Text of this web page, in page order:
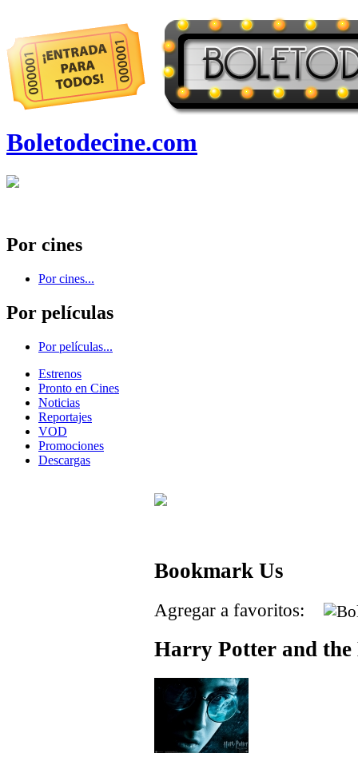
Boletodecine.com
Por cines
Por cines...
Por películas
Por películas...
Estrenos
Pronto en Cines
Noticias
Reportajes
VOD
Promociones
Descargas
Bookmark Us
Agregar a favoritos:
Harry Potter and the